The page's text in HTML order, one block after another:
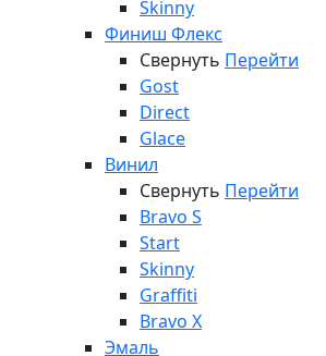
Skinny
Финиш Флекс
Свернуть Перейти
Gost
Direct
Glace
Винил
Свернуть Перейти
Bravo S
Start
Skinny
Graffiti
Bravo X
Эмаль